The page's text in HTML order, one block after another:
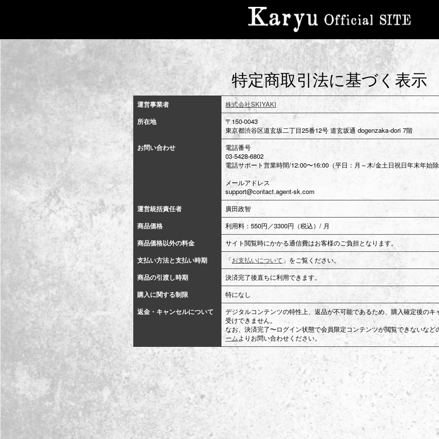
特定商取引法に基づく表示
運営事業者
株式会社SKIYAKI
所在地
〒150-0043
東京都渋谷区道玄坂二丁目25番12号 道玄坂通 dogenzaka-dori 7階
お問い合わせ
電話番号
03-5428-6802
電話サポート営業時間/12:00〜16:00（平日：月～木/金土日祝日年末年始
メールアドレス
support@contact.agent-sk.com
運営統括責任者
廣田政智
商品価格
利用料：550円／3300円（税込）/ 月
商品価格以外の料金
サイト閲覧時にかかる通信費はお客様のご負担となります。
支払い方法と支払い時期
「お支払いについて 」をご覧ください。
商品の引渡し時期
決済完了後直ちに利用できます。
購入に関する制限
特になし
返金・キャンセルについて
デジタルコンテンツの特性上、返品が不可能であるため、購入確定後の
受けできません。
なお、決済完了〜ログイン状態で会員限定コンテンツが閲覧できないなど
ームよりお問い合わせください。